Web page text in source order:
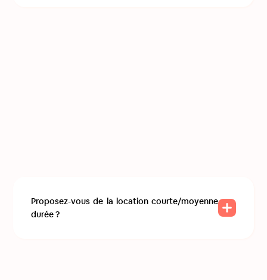
Proposez-vous de la location courte/moyenne
durée ?